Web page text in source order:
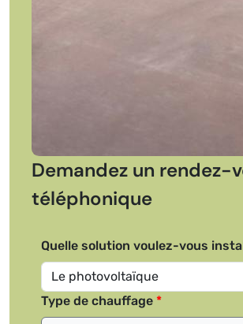
Demandez un rendez-
téléphonique
Quelle solution voulez-vous
Type de chauffage